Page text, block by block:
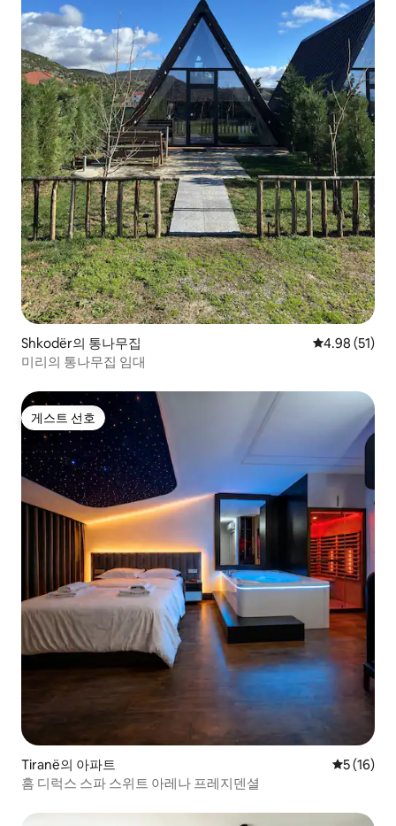
Shkodër의 통나무집 평점 4.98점
4.98 (51)
미리의 통나무집 임대
게스트 선호
게스트 선호
Tiranë의 아파트 평점 5점
5 (16)
홈 디럭스 스파 스위트 아레나 프레지덴셜